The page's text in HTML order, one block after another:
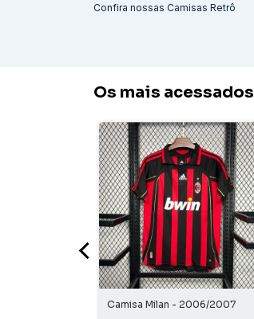
Confira nossas Camisas Retrô
Os mais acessados
Camisa Milan - 2006/2007